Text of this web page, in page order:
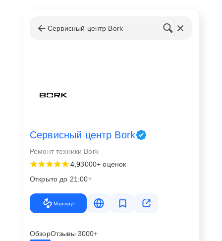
Сервисный центр Bork
Сервисный центр Bork
Ремонт техники Bork
4,93000+ оценок
Открыто до 21:00
Маршрут
ОбзорОтзывы 3000+